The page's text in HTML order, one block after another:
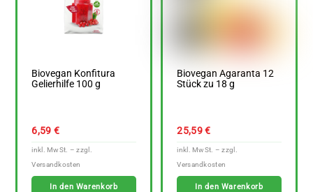
Biovegan Konfitura
Gelierhilfe 100 g
6,59 €
In den Warenkorb
Biovegan Agaranta 12
Stück zu 18 g
25,59€
In den Warenkorb